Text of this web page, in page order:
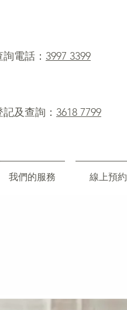
電話： 3997 3399
及查詢： 3618 7799
我們的服務 線上預約